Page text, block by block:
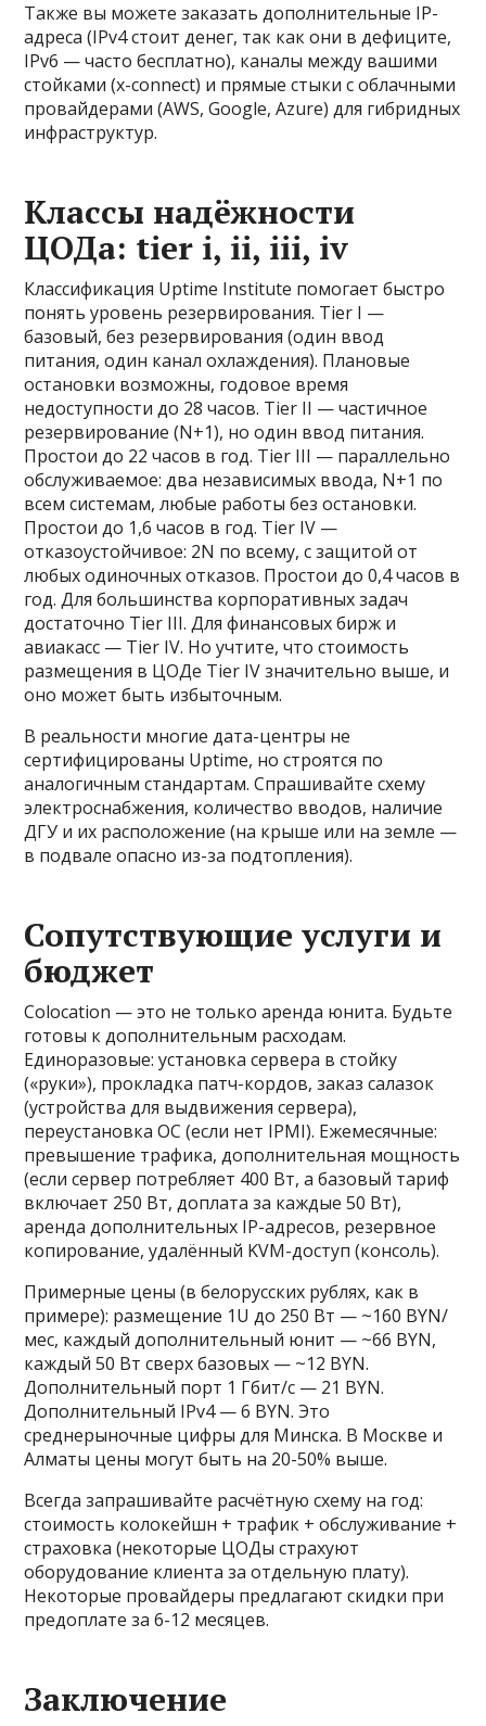
Также вы можете заказать дополнительные IP-
адреса (IPv4 стоит денег, так как они в дефиците,
IPv6 — часто бесплатно), каналы между вашими
стойками (x-connect) и прямые стыки с облачными
провайдерами (AWS, Google, Azure) для гибридных
инфраструктур.
Классы надёжности
ЦОДа: tier i, ii, iii, iv
Классификация Uptime Institute помогает быстро
понять уровень резервирования. Tier I —
базовый, без резервирования (один ввод
питания, один канал охлаждения). Плановые
остановки возможны, годовое время
недоступности до 28 часов. Tier II — частичное
резервирование (N+1), но один ввод питания.
Простои до 22 часов в год. Tier III — параллельно
обслуживаемое: два независимых ввода, N+1 по
всем системам, любые работы без остановки.
Простои до 1,6 часов в год. Tier IV —
отказоустойчивое: 2N по всему, с защитой от
любых одиночных отказов. Простои до 0,4 часов в
год. Для большинства корпоративных задач
достаточно Tier III. Для финансовых бирж и
авиакасс — Tier IV. Но учтите, что стоимость
размещения в ЦОДе Tier IV значительно выше, и
оно может быть избыточным.
В реальности многие дата-центры не
сертифицированы Uptime, но строятся по
аналогичным стандартам. Спрашивайте схему
электроснабжения, количество вводов, наличие
ДГУ и их расположение (на крыше или на земле —
в подвале опасно из-за подтопления).
Сопутствующие услуги и
бюджет
Colocation — это не только аренда юнита. Будьте
готовы к дополнительным расходам.
Единоразовые: установка сервера в стойку
(«руки»), прокладка патч-кордов, заказ салазок
(устройства для выдвижения сервера),
переустановка ОС (если нет IPMI). Ежемесячные:
превышение трафика, дополнительная мощность
(если сервер потребляет 400 Вт, а базовый тариф
включает 250 Вт, доплата за каждые 50 Вт),
аренда дополнительных IP-адресов, резервное
копирование, удалённый KVM-доступ (консоль).
Примерные цены (в белорусских рублях, как в
примере): размещение 1U до 250 Вт — ~160 BYN/
мес, каждый дополнительный юнит — ~66 BYN,
каждый 50 Вт сверх базовых — ~12 BYN.
Дополнительный порт 1 Гбит/с — 21 BYN.
Дополнительный IPv4 — 6 BYN. Это
среднерыночные цифры для Минска. В Москве и
Алматы цены могут быть на 20-50% выше.
Всегда запрашивайте расчётную схему на год:
стоимость колокейшн + трафик + обслуживание +
страховка (некоторые ЦОДы страхуют
оборудование клиента за отдельную плату).
Некоторые провайдеры предлагают скидки при
предоплате за 6-12 месяцев.
Заключение